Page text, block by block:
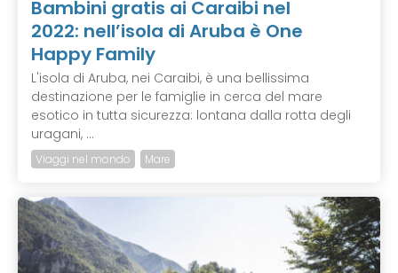
Bambini gratis ai Caraibi nel
2022: nell’isola di Aruba è One
Happy Family
L'isola di Aruba, nei Caraibi, è una bellissima
destinazione per le famiglie in cerca del mare
esotico in tutta sicurezza: lontana dalla rotta degli
uragani, ...
Viaggi nel mondo Mare